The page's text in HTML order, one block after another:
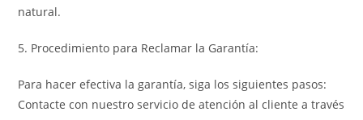
natural.
5. Procedimiento para Reclamar la Garantía:
Para hacer efectiva la garantía, siga los siguientes pasos:
Contacte con nuestro servicio de atención al cliente a través